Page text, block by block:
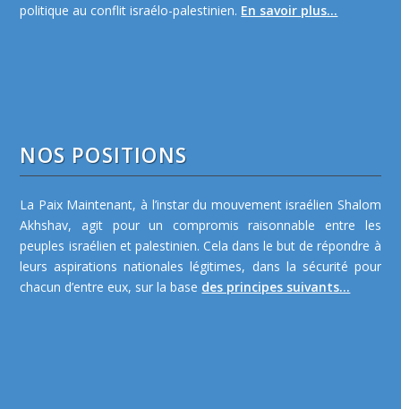
politique au conflit israélo-palestinien. En savoir plus...
NOS POSITIONS
La Paix Maintenant, à l’instar du mouvement israélien Shalom
Akhshav, agit pour un compromis raisonnable entre les
peuples israélien et palestinien. Cela dans le but de répondre à
leurs aspirations nationales légitimes, dans la sécurité pour
chacun d’entre eux, sur la base des principes suivants...